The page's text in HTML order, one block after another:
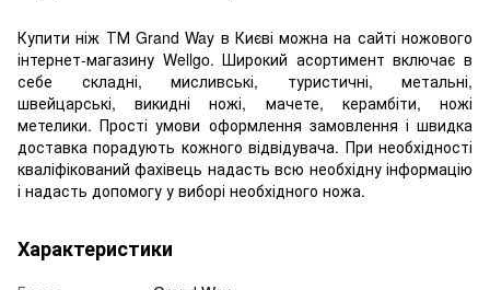
Купити ніж ТМ Grand Way в Києві можна на сайті ножового
інтернет-магазину Wellgo. Широкий асортимент включає в
себе складні, мисливські, туристичні, метальні,
швейцарські, викидні ножі, мачете, керамбіти, ножі
метелики. Прості умови оформлення замовлення і швидка
доставка порадують кожного відвідувача. При необхідності
кваліфікований фахівець надасть всю необхідну інформацію
і надасть допомогу у виборі необхідного ножа.
Характеристики